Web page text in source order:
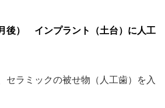
後）
インプラント（土台）に人工
セラミックの被せ物（人工歯）を入